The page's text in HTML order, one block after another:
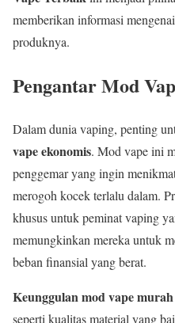
memberikan informasi
produknya.
Pengantar Mod
Dalam dunia vaping, penting
vape ekonomis. Mod vape ini
penggemar yang ingin
merogoh kocek terlalu dalam.
khusus untuk peminat vaping
memungkinkan mereka untuk
beban finansial yang berat.
Keunggulan mod vape murah
seperti kualitas material yang